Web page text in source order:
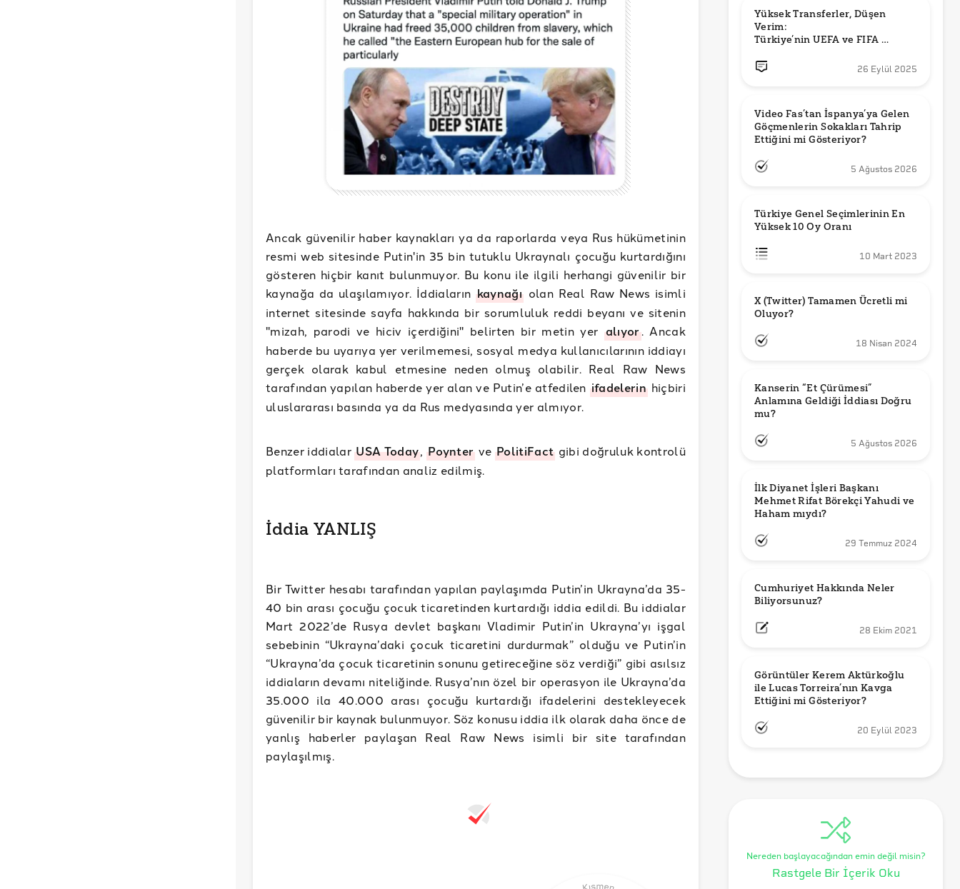
Ancak güvenilir haber kaynakları ya da raporlarda veya Rus hükümetinin
resmi web sitesinde Putin'in 35 bin tutuklu Ukraynalı çocuğu kurtardığını
gösteren hiçbir kanıt bulunmuyor. Bu konu ile ilgili herhangi güvenilir bir
kaynağa da ulaşılamıyor. İddiaların kaynağı olan Real Raw News isimli
internet sitesinde sayfa hakkında bir sorumluluk reddi beyanı ve sitenin
"mizah, parodi ve hiciv içerdiğini" belirten bir metin yer alıyor. Ancak
haberde bu uyarıya yer verilmemesi, sosyal medya kullanıcılarının iddiayı
gerçek olarak kabul etmesine neden olmuş olabilir. Real Raw News
tarafından yapılan haberde yer alan ve Putin’e atfedilen ifadelerinhiçbiri
uluslararası basında ya da Rus medyasında yer almıyor.
Benzer iddialarUSA Today,Poynter vePolitiFact gibi doğruluk kontrolü
platformları tarafından analiz edilmiş.
İddia YANLIŞ
Bir Twitter hesabı tarafından yapılan paylaşımda Putin’in Ukrayna’da 35-
40 bin arası çocuğu çocuk ticaretinden kurtardığı iddia edildi. Bu iddialar
Mart 2022’de Rusya devlet başkanı Vladimir Putin’in Ukrayna’yı işgal
sebebinin “Ukrayna’daki çocuk ticaretini durdurmak” olduğu ve Putin’in
“Ukrayna’da çocuk ticaretinin sonunu getireceğine söz verdiği” gibi asılsız
iddiaların devamı niteliğinde. Rusya’nın özel bir operasyon ile Ukrayna’da
35.000 ila 40.000 arası çocuğu kurtardığı ifadelerini destekleyecek
güvenilir bir kaynak bulunmuyor. Söz konusu iddia ilk olarak daha önce de
yanlış haberler paylaşan Real Raw News isimli bir site tarafından
paylaşılmış.
Yüksek Transferler, Düşen
Verim:
Türkiye’nin UEFA ve FIFA
26 Eylül 2025
Video Fas’tan İspanya’ya Gelen
Göçmenlerin Sokakları Tahrip
Ettiğini mi Gösteriyor?
5 Ağustos 2026
Türkiye Genel Seçimlerinin En
Yüksek 10 Oy Oranı
10 Mart 2023
X (Twitter) Tamamen Ücretli mi
Oluyor?
18 Nisan 2024
Kanserin “Et Çürümesi”
Anlamına Geldiği İddiası Doğru
mu?
5 Ağustos 2026
İlk Diyanet İşleri Başkanı
Mehmet Rifat Börekçi Yahudi ve
Haham mıydı?
29 Temmuz 2024
Cumhuriyet Hakkında Neler
Biliyorsunuz?
28 Ekim 2021
Görüntüler Kerem Aktürkoğlu
ile Lucas Torreira’nın Kavga
Ettiğini mi Gösteriyor?
20 Eylül 2023
Nereden başlayacağından emin değil misin?
Rastgele Bir İçerik Oku